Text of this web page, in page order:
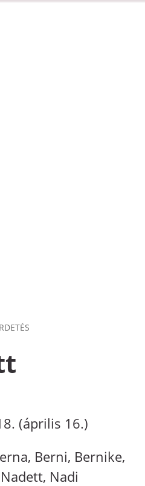
(április 16.)
Berni, Bernike,
Nadi